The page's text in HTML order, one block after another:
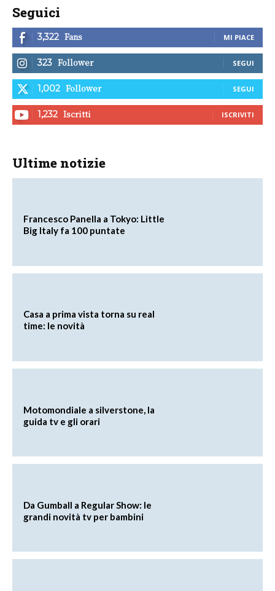
Seguici
3,322 Fans MI PIACE
323 Follower SEGUI
1,002 Follower SEGUI
1,232 Iscritti ISCRIVITI
Ultime notizie
Francesco Panella a Tokyo: Little
Big Italy fa 100 puntate
Casa a prima vista torna su real
time: le novità
Motomondiale a silverstone, la
guida tv e gli orari
Da Gumball a Regular Show: le
grandi novità tv per bambini